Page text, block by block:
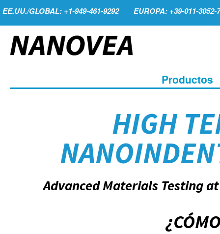
EE.UU./GLOBAL: +1-949-461-9292 EUROPA: +39-011-3052-
Productos
HIGH
Advanced Materials Testing